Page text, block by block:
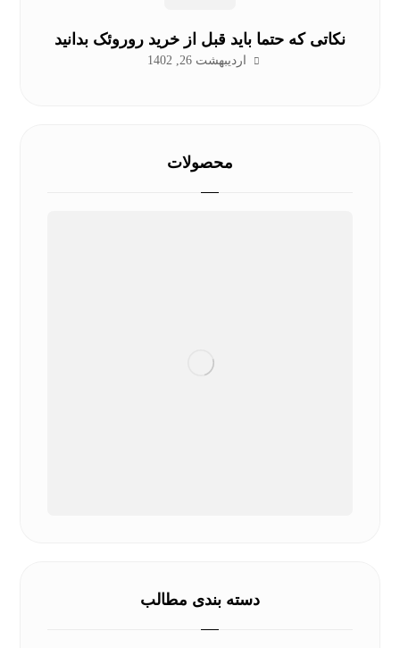
نکاتی که حتما باید قبل از خرید روروئک بدانید
اردیبهشت 26, 1402
محصولات
دسته بندی مطالب